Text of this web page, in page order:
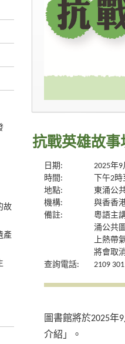
故
產
抗戰英雄故事
日期:
2025年
時間:
下午2
地點:
東涌公
機構:
與香香
備註:
粵語主
涌公共
上熱帶
將會取
查詢電話:
2109
圖書館將於2025年
介紹」。